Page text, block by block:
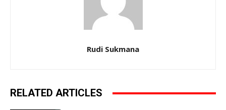
Rudi Sukmana
RELATED ARTICLES